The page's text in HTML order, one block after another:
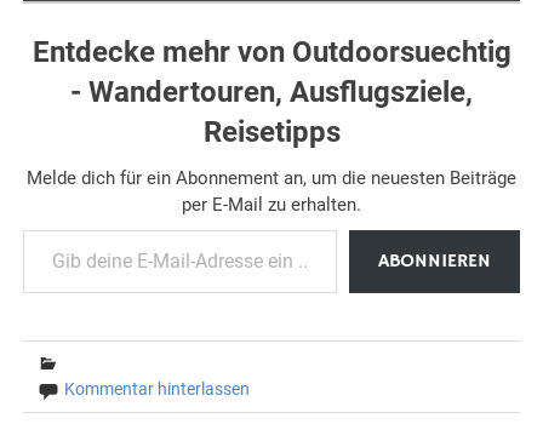
Entdecke mehr von Outdoorsuechtig
- Wandertouren, Ausflugsziele,
Reisetipps
Melde dich für ein Abonnement an, um die neuesten Beiträge
per E-Mail zu erhalten.
Gib deine E-Mail-Adresse ein ...
ABONNIEREN
Kommentar hinterlassen